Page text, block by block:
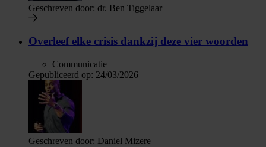
Geschreven door: dr. Ben Tiggelaar
Overleef elke crisis dankzij deze vier woorden
Communicatie
Gepubliceerd op: 24/03/2026
Geschreven door: Daniel Mizere